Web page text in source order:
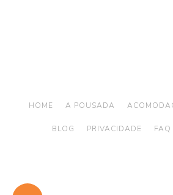
HOME A POUSADA
BLOG PRIVACIDADE FAQ